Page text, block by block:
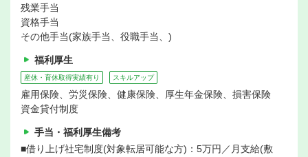
残業手当
資格手当
その他手当(家族手当、役職手当、)
福利厚生
産休・育休取得実績有り スキルアップ
雇用保険、労災保険、健康保険、厚生年金保険、損害保険
資金貸付制度
手当・福利厚生備考
■借り上げ社宅制度(対象転居可能な方)：5万円／月支給(敷